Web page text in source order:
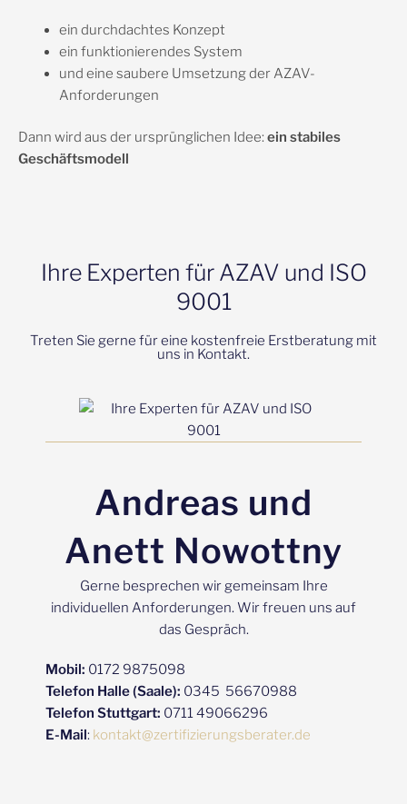
ein durchdachtes Konzept
ein funktionierendes System
und eine saubere Umsetzung der AZAV-
Anforderungen
Dann wird aus der ursprünglichen Idee: ein stabiles
Geschäftsmodell
Ihre Experten für AZAV und ISO
9001
Treten Sie gerne für eine kostenfreie Erstberatung mit
uns in Kontakt.
Andreas und
Anett Nowottny
Gerne besprechen wir gemeinsam Ihre
individuellen Anforderungen. Wir freuen uns auf
das Gespräch.
Mobil: 0172 9875098
Telefon Halle (Saale): 0345 56670988
Telefon Stuttgart: 0711 49066296
E-Mail: kontakt@zertifizierungsberater.de